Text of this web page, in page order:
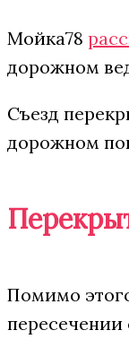
Мойка78
дорожном
Съезд
дорожном
Помимо